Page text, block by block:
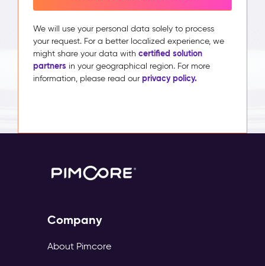
We will use your personal data solely to process
your request. For a better localized experience, we
might share your data with certified solution
partners in your geographical region. For more
information, please read our privacy policy.
Company
About Pimcore